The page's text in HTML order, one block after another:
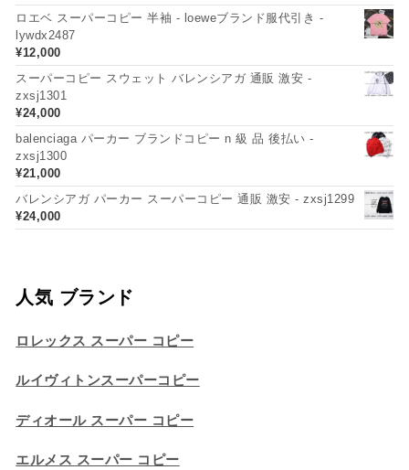
ロエベ スーパーコピー 半袖 - loeweブランド服代引き -
lywdx2487
¥12,000
スーパーコピー スウェット バレンシアガ 通販 激安 -
zxsj1301
¥24,000
balenciaga パーカー ブランドコピー n 級 品 後払い -
zxsj1300
¥21,000
バレンシアガ パーカー スーパーコピー 通販 激安 - zxsj1299
¥24,000
人気 ブランド
ロレックス スーパー コピー
ルイヴィトンスーパーコピー
ディオール スーパー コピー
エルメス スーパー コピー